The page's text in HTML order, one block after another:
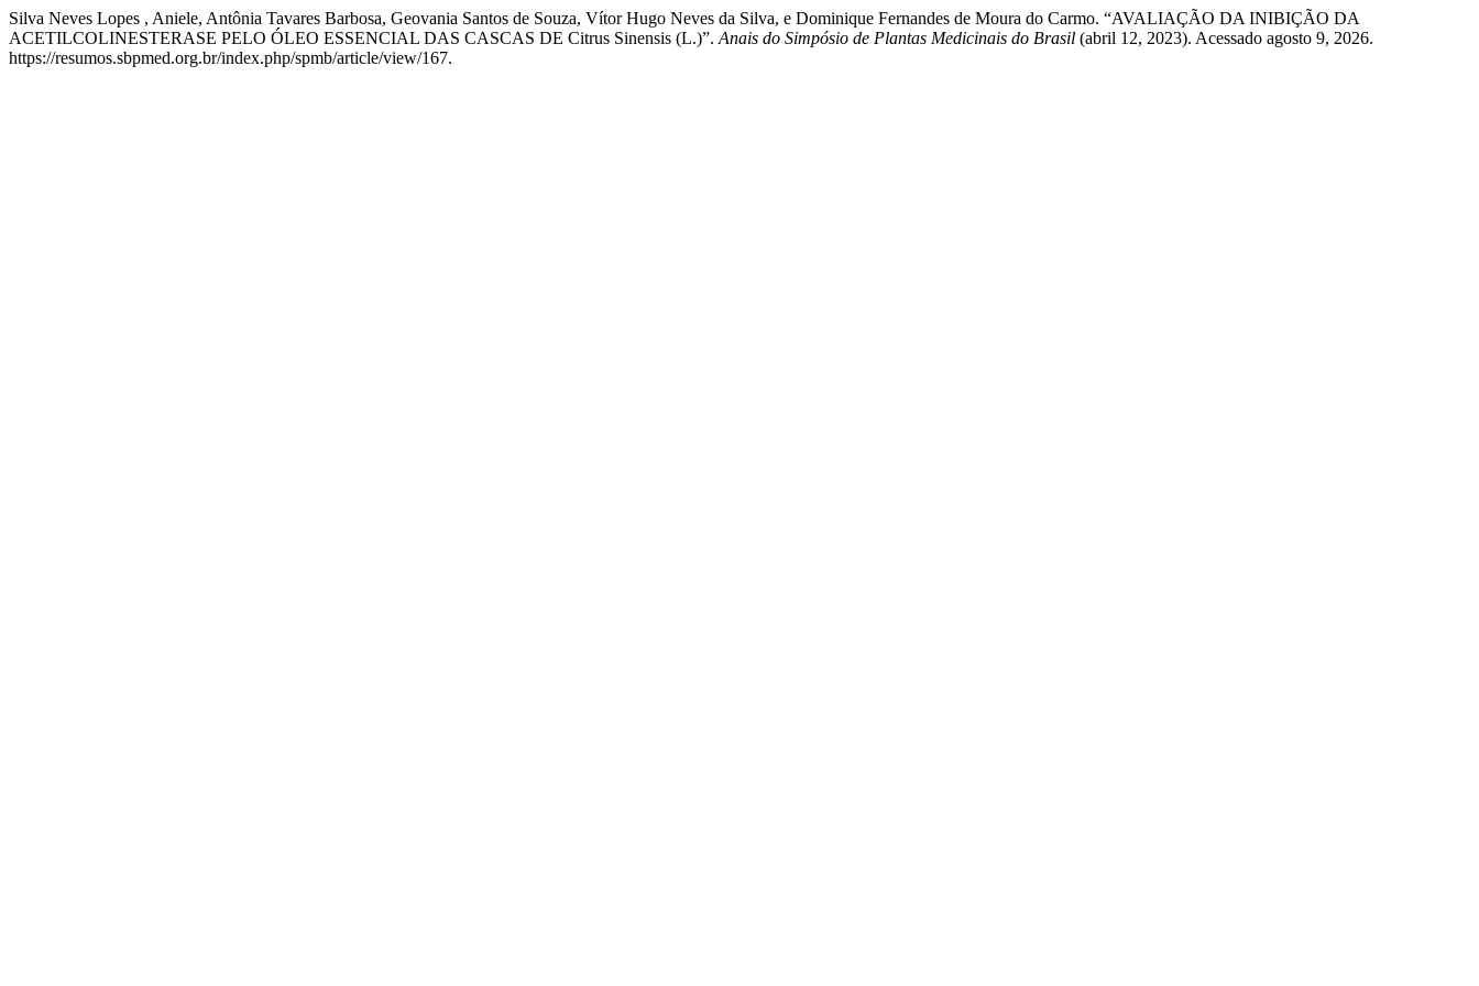
Silva Neves Lopes , Aniele, Antônia Tavares Barbosa, Geovania Santos de Souza, Vítor Hugo Neves da Silva, e Dominique Fernandes de Moura do Carmo. “AVALIAÇÃO DA INIBIÇÃO DA
ACETILCOLINESTERASE PELO ÓLEO ESSENCIAL DAS CASCAS DE Citrus Sinensis (L.)”. Anais do Simpósio de Plantas Medicinais do Brasil (abril 12, 2023). Acessado agosto 9, 2026.
https://resumos.sbpmed.org.br/index.php/spmb/article/view/167.